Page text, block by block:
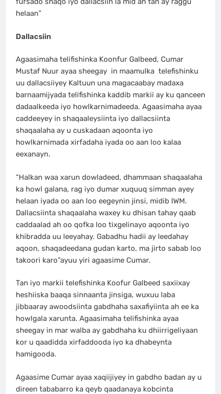
helaan”
Dallacsiin
Agaasimaha telifishinka Koonfur Galbeed, Cumar
Mustaf Nuur ayaa sheegay in maamulka telefishinku
uu dallacsiiyey Kaltuun una magacaabay madaxa
barnaamijyada telifishinka kaddib markii ay ku qanceen
dadaalkeeda iyo howlkarnimadeeda. Agaasimaha ayaa
caddeeyey in shaqaaleysiinta iyo dallacsiinta
shaqaalaha ay u cuskadaan aqoonta iyo
howlkarnimada xirfadaha iyada oo aan loo kalaa
eexanayn.
“Halkan waa xarun dowladeed, dhammaan shaqaalaha
ka howl galana, rag iyo dumar xuquuq simman ayey
helaan iyada oo aan loo eegeynin jinsi, midib IWM.
Dallacsiinta shaqaalaha waxey ku dhisan tahay qaab
caddaalad ah oo qofka loo tixgelinayo aqoonta iyo
khibradda uu leeyahay. Gabadhu hadii ay leedahay
aqoon, shaqadeedana gudan karto, ma jirto sabab loo
takoori karo”ayuu yiri agaasime Cumar.
Tan iyo markii telefishinka Koofur Galbeed saxiixay
heshiiska baaqa sinnaanta jinsiga, wuxuu laba
jibbaaray awoodsiinta gabdhaha saxafiyiinta ah ee ka
howlgala xarunta. Agaasimaha telifishinka ayaa
sheegay in mar walba ay gabdhaha ku dhiirrigeliyaan
kor u qaadidda xirfaddooda iyo ka dhabeynta
hamigooda.
Agaasime Cumar ayaa xaqiijiyey in gabdho badan ay u
direen tababarro ka qeyb qaadanaya kobcinta